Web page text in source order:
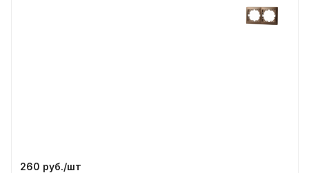
260 руб./шт